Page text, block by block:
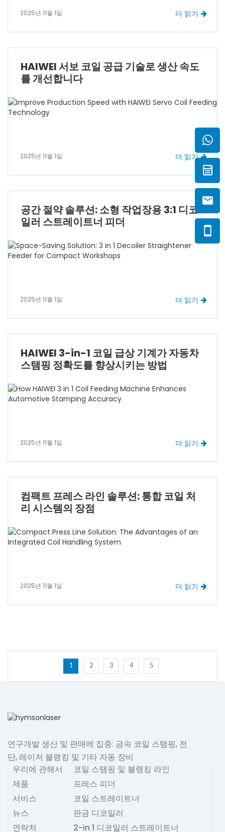
2025년 11월 1일 더 읽기
HAIWEI 서보 코일 공급 기술로 생산 속도
를 개선합니다
2025년 11월 1일 더 읽기
공간 절약 솔루션: 소형 작업장용 3:1 디코
일러 스트레이트너 피더
2025년 11월 1일 더 읽기
HAIWEI 3-in-1 코일 급상 기계가 자동차
스탬핑 정확도를 향상시키는 방법
2025년 11월 1일 더 읽기
컴팩트 프레스 라인 솔루션: 통합 코일 처
리 시스템의 장점
2025년 11월 1일 더 읽기
1 2 3 4 5
연구개발 생산 및 판매에 집중: 금속 코일 스탬핑, 전
단, 레이저 블랭킹 및 기타 자동 장비
우리에 관해서
제품
서비스
뉴스
연락처
코일 스탬핑 및 블랭킹 라인
프레스 피더
코일 스트레이트너
판금 디코일러
2-in 1 디코일러 스트레이트너